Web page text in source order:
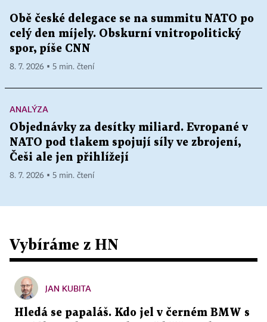
Obě české delegace se na summitu NATO po
celý den míjely. Obskurní vnitropolitický
spor, píše CNN
8. 7. 2026 ▪ 5 min. čtení
ANALÝZA
Objednávky za desítky miliard. Evropané v
NATO pod tlakem spojují síly ve zbrojení,
Češi ale jen přihlížejí
8. 7. 2026 ▪ 5 min. čtení
Vybíráme z HN
JAN KUBITA
Hledá se papaláš. Kdo jel v černém BMW s